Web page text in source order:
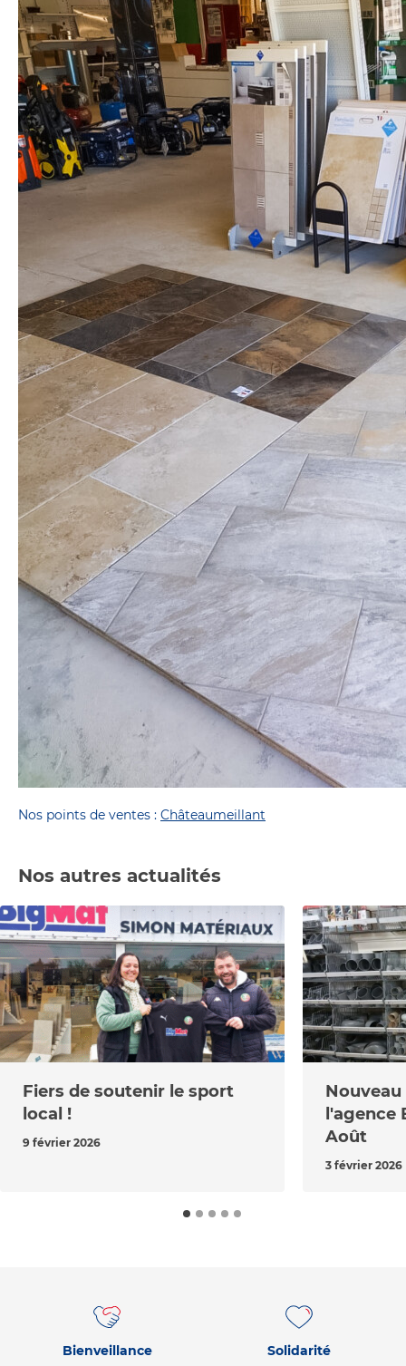
Nos points de ventes : Châteaumeillant
Nos autres actualités
Fiers de soutenir le sport
local !
9 février 2026
l'agence
Août
3 février 2026
Bienveillance Solidarité